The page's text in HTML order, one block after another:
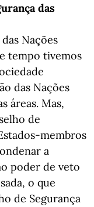
das
Nações
tempo tivemos
das Nações
áreas. Mas,
de
membros
a
poder de veto
o que
de Segurança